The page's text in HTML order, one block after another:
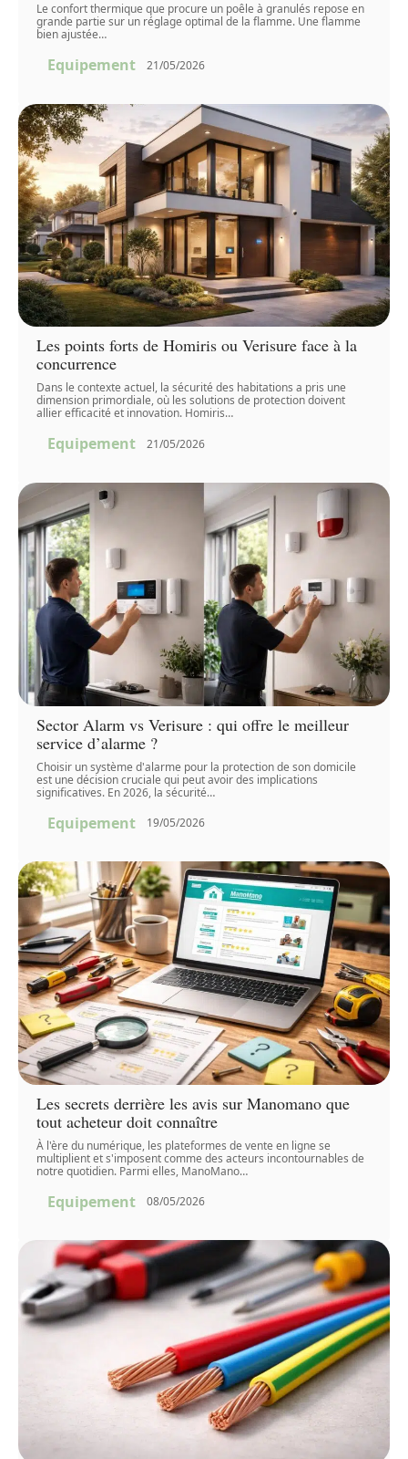
Le confort thermique que procure un poêle à granulés repose en
grande partie sur un réglage optimal de la flamme. Une flamme
bien ajustée…
Equipement 21/05/2026
Les points forts de Homiris ou Verisure face à la
concurrence
Dans le contexte actuel, la sécurité des habitations a pris une
dimension primordiale, où les solutions de protection doivent
allier efficacité et innovation. Homiris…
Equipement 21/05/2026
Sector Alarm vs Verisure : qui offre le meilleur
service d’alarme ?
Choisir un système d'alarme pour la protection de son domicile
est une décision cruciale qui peut avoir des implications
significatives. En 2026, la sécurité…
Equipement 19/05/2026
Les secrets derrière les avis sur Manomano que
tout acheteur doit connaître
À l'ère du numérique, les plateformes de vente en ligne se
multiplient et s'imposent comme des acteurs incontournables de
notre quotidien. Parmi elles, ManoMano…
Equipement 08/05/2026